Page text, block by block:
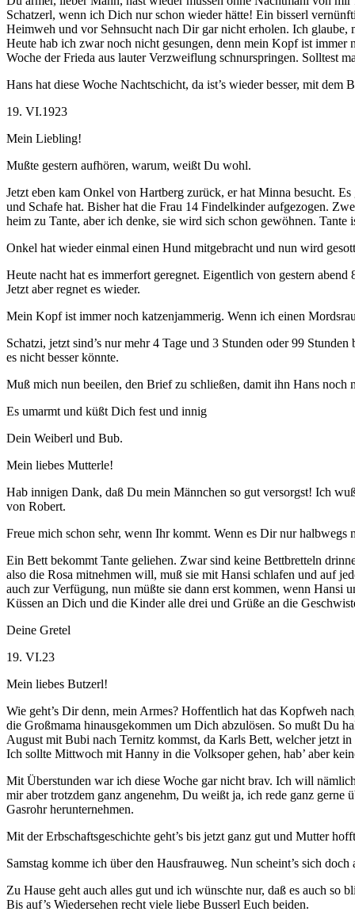
Schatzerl, wenn ich Dich nur schon wieder hätte! Ein bisserl
Heimweh und vor Sehnsucht nach Dir gar nicht erholen. Ich glaube,
Heute hab ich zwar noch nicht gesungen, denn mein Kopf ist
Woche der Frieda aus lauter Verzweiflung schnurspringen. Solltest
Hans hat diese Woche Nachtschicht, da ist’s wieder besser, mit dem
19. VI.1923
Mein Liebling!
Mußte gestern aufhören, warum, weißt Du wohl.
Jetzt eben kam Onkel von Hartberg zurück, er hat Minna besucht.
und Schafe hat. Bisher hat die Frau 14 Findelkinder aufgezogen.
heim zu Tante, aber ich denke, sie wird sich schon gewöhnen. Tante
Onkel hat wieder einmal einen Hund mitgebracht und nun wird
Heute nacht hat es immerfort geregnet. Eigentlich von gestern
Jetzt aber regnet es wieder.
Mein Kopf ist immer noch katzenjammerig. Wenn ich einen
Schatzi, jetzt sind’s nur mehr 4 Tage und 3 Stunden oder 99
es nicht besser könnte.
Muß mich nun beeilen, den Brief zu schließen, damit ihn Hans noch
Es umarmt und küßt Dich fest und innig
Dein Weiberl und Bub.
Mein liebes Mutterle!
Hab innigen Dank, daß Du mein Männchen so gut versorgst! Ich
von Robert.
Freue mich schon sehr, wenn Ihr kommt. Wenn es Dir nur
Ein Bett bekommt Tante geliehen. Zwar sind keine Bettbretteln
also die Rosa mitnehmen will, muß sie mit Hansi schlafen und auf
auch zur Verfügung, nun müßte sie dann erst kommen, wenn
Küssen an Dich und die Kinder alle drei und Grüße an die
Deine Gretel
19. VI.23
Mein liebes Butzerl!
Wie geht’s Dir denn, mein Armes? Hoffentlich hat das Kopfweh
die Großmama hinausgekommen um Dich abzulösen. So mußt Du
August mit Bubi nach Ternitz kommst, da Karls Bett, welcher jetzt
Ich sollte Mittwoch mit Hanny in die Volksoper gehen, hab’ aber
Mit Überstunden war ich diese Woche gar nicht brav. Ich will
mir aber trotzdem ganz angenehm, Du weißt ja, ich rede ganz
Gasrohr herunternehmen.
Mit der Erbschaftsgeschichte geht’s bis jetzt ganz gut und Mutter
Samstag komme ich über den Hausfrauweg. Nun scheint’s sich
Zu Hause geht auch alles gut und ich wünschte nur, daß es auch
Bis auf’s Wiedersehen recht viele liebe Busserl Euch beiden.